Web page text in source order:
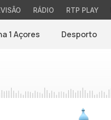
RÁDIO RTP PLAY
1 Açores Desporto